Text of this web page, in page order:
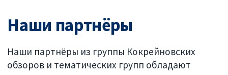
Наши партнёры
Наши партнёры из группы Кокрейновских
обзоров и тематических групп обладают